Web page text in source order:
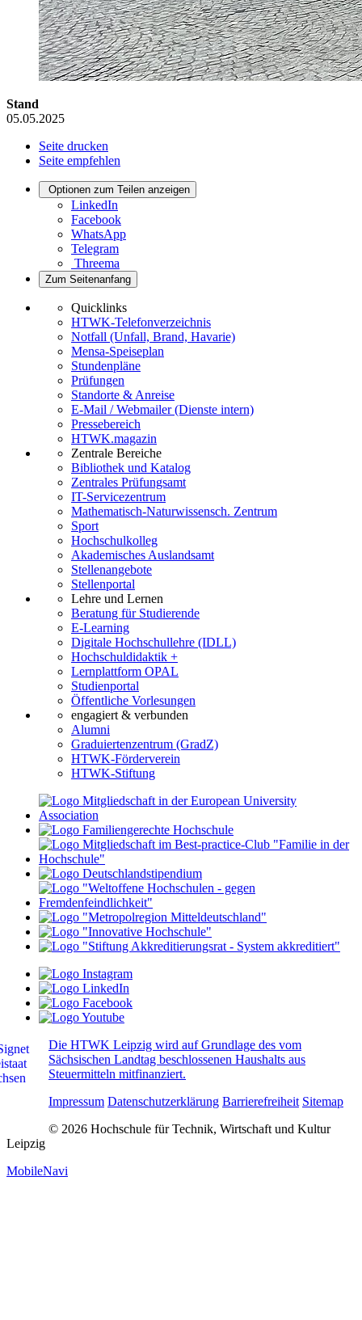
Stand
05.05.2025
Seite drucken
Seite empfehlen
Optionen zum Teilen anzeigen
LinkedIn
Facebook
WhatsApp
Telegram
Threema
Zum Seitenanfang
Quicklinks
HTWK-Telefonverzeichnis
Notfall (Unfall, Brand, Havarie)
Mensa-Speiseplan
Stundenpläne
Prüfungen
Standorte & Anreise
E-Mail / Webmailer (Dienste intern)
Pressebereich
HTWK.magazin
Zentrale Bereiche
Bibliothek und Katalog
Zentrales Prüfungsamt
IT-Servicezentrum
Mathematisch-Naturwissensch. Zentrum
Sport
Hochschulkolleg
Akademisches Auslandsamt
Stellenangebote
Stellenportal
Lehre und Lernen
Beratung für Studierende
E-Learning
Digitale Hochschullehre (IDLL)
Hochschuldidaktik +
Lernplattform OPAL
Studienportal
Öffentliche Vorlesungen
engagiert & verbunden
Alumni
Graduiertenzentrum (GradZ)
HTWK-Förderverein
HTWK-Stiftung
Die HTWK Leipzig wird auf Grundlage des vom
Sächsischen Landtag beschlossenen Haushalts aus
Steuermitteln mitfinanziert.
Impressum Datenschutzerklärung Barrierefreiheit Sitemap
© 2026 Hochschule für Technik, Wirtschaft und Kultur
Leipzig
MobileNavi